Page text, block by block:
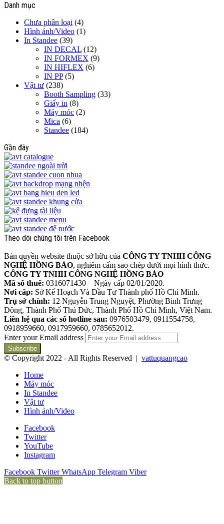
Danh mục
Chưa phân loại (4)
Hình ảnh/Video (1)
In Standee (39)
IN DECAL (12)
IN FORMEX (9)
IN HIFLEX (6)
IN PP(5)
Vật tư (238)
Booth Sampling (33)
Giấy in (8)
Máy móc (2)
Mica (6)
Standee (184)
Gần đây
Theo dõi chúng tôi trên Facebook
Bản quyền website thuộc sở hữu của CÔNG TY TNHH CÔNG
NGHỆ HỒNG BẢO, nghiêm cấm sao chép dưới mọi hình thức.
CÔNG TY TNHH CÔNG NGHỆ HỒNG BẢO
Mã số thuế: 0316071430 – Ngày cấp 02/01/2020.
Nơi cấp: Sở Kế Hoạch Và Đầu Tư Thành phố Hồ Chí Minh.
Trụ sở chính: 12 Nguyễn Trung Nguyệt, Phường Bình Trưng
Đông, Thành Phố Thủ Đức, Thành Phố Hồ Chí Minh, Việt Nam.
Liên hệ qua các số hotline sau: 0976503479, 0911554758,
0918959660, 0917959660, 0785652012.
Enter your Email address
© Copyright 2022 - All Rights Reserved | vattuquangcao
Home
Máy móc
In Standee
Vật tư
Hình ảnh/Video
Facebook
Twitter
YouTube
Instagram
Facebook Twitter WhatsApp Telegram Viber
Back to top button